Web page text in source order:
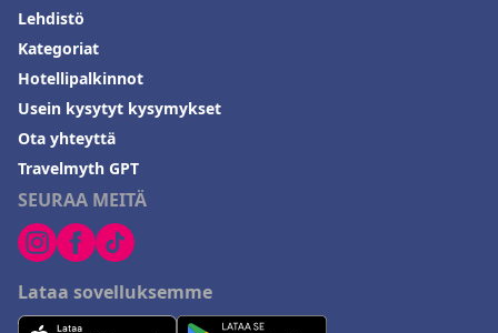
SEURAA MEITÄ
Lataa sovelluksemme
Lehdistö
Kategoriat
Hotellipalkinnot
Usein kysytyt kysymykset
Ota yhteyttä
Travelmyth GPT